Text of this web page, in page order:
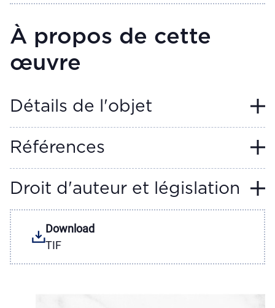
À propos de cette
œuvre
Détails de l'objet
Références
Droit d'auteur et législation
Download
TIF